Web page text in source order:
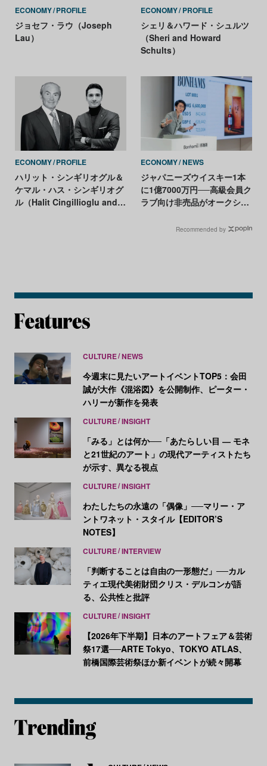
ECONOMY PROFILE
ジョセフ・ラウ（Joseph
Lau）
ECONOMY PROFILE
シェリ＆ハワード・シュルツ
（Sheri and Howard
Schults）
ECONOMY PROFILE
ハリット・シンギリオグル＆
ケマル・ハス・シンギリオグ
ル（Halit Cingillioglu and
ECONOMY NEWS
ジャパニーズウイスキー1本
に1億7000万円──高級会員ク
ラブ向け非売品がオークショ
Recommended by
CULTURE NEWS
今週末に見たいアートイベントTOP5：会田
誠が大作《混浴図》を公開制作、ピーター・
ハリーが新作を発表
CULTURE INSIGHT
「みる」とは何か──「あたらしい目 ― モネ
と21世紀のアート」の現代アーティストたち
が示す、異なる視点
CULTURE INSIGHT
わたしたちの永遠の「偶像」──マリー・ア
ントワネット・スタイル【EDITOR’S
NOTES】
CULTURE INTERVIEW
「判断することは自由の一形態だ」──カル
ティエ現代美術財団クリス・デルコンが語
る、公共性と批評
CULTURE INSIGHT
【2026年下半期】日本のアートフェア＆芸術
祭17選──ARTE Tokyo、TOKYO ATLAS、
前橋国際芸術祭ほか新イベントが続々開幕